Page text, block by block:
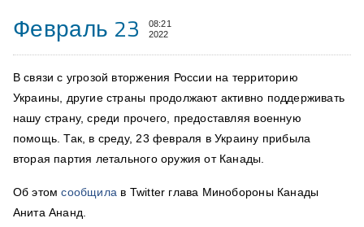
Февраль 23
08:21
2022
В связи с угрозой вторжения России на территорию
Украины, другие страны продолжают активно поддерживать
нашу страну, среди прочего, предоставляя военную
помощь. Так, в среду, 23 февраля в Украину прибыла
вторая партия летального оружия от Канады.
Об этомсообщила в Twitter глава Минобороны Канады
Анита Ананд.